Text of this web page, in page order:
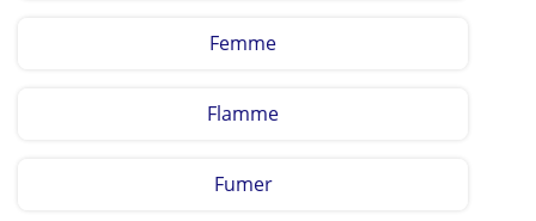
Femme
Flamme
Fumer